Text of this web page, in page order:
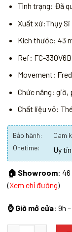
Tình trạng: Đã
Xuất xứ:Thụy Sĩ
Kích thước: 43
Ref: FC-
Movement:
Chức năng: giờ,
Chất liệu vỏ:
Bảo hành: Cam
Onetime: Uy
🏠 Showroom:
(Xem chỉ đường)
⌚ Giờ mở cửa: 9h